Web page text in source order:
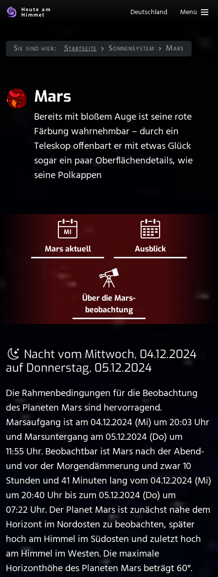
Heute am
Himmel
Deutschland Menü
Sie sind hier: Startseite Sonnen­system Mars
Mars
Bereits mit bloßem Auge ist seine rote
Färbung wahrnehmbar – durch ein
Teleskop offenbart er mit etwas Glück
sogar ein paar Oberflächendetails, wie
seine Polkappen
MI
Mars aktuell Ausblick
Über die Mars­
beobachtung
Nacht vom Mittwoch, 04.12.2024
auf Donnerstag, 05.12.2024
Die Rahmenbedingungen für die Beobachtung
des Planeten Mars sind hervorragend.
Marsaufgang ist am 04.12.2024 (Mi) um 20:03 Uhr
und Marsuntergang am 05.12.2024 (Do) um
11:55 Uhr. Beobachtbar ist Mars nach der Abend-
und vor der Morgendämmerung und zwar 10
Stunden und 41 Minuten lang vom 04.12.2024 (Mi)
um 20:40 Uhr bis zum 05.12.2024 (Do) um
07:22 Uhr. Der Planet Mars ist zunächst nahe dem
Horizont im Nordosten zu beobachten, später
hoch am Himmel im Südosten und zuletzt hoch
am Himmel im Westen. Die maximale
Horizonthöhe des Planeten Mars beträgt 60°.